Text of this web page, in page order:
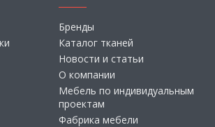
Бренды
Каталог тканей
Новости и статьи
О компании
Мебель по индивидуальным
проектам
Фабрика мебели